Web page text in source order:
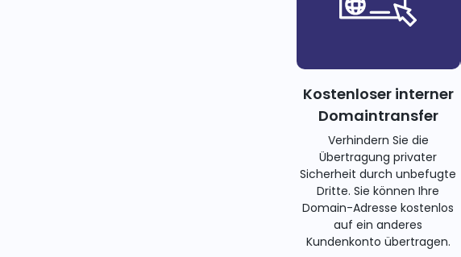
Kostenloser interner
Domaintransfer
Verhindern Sie die
Übertragung privater
Sicherheit durch unbefugte
Dritte. Sie können Ihre
Domain-Adresse kostenlos
auf ein anderes
Kundenkonto übertragen.